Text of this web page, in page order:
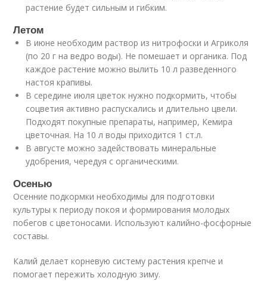
растение будет сильным и гибким.
Летом
В июне необходим раствор из нитрофоски и Агриколя
(по 20 г на ведро воды). Не помешает и органика. Под
каждое растение можно вылить 10 л разведенного
настоя крапивы.
В середине июля цветок нужно подкормить, чтобы
соцветия активно распускались и длительно цвели.
Подходят покупные препараты, например, Кемира
цветочная. На 10 л воды приходится 1 ст.л.
В августе можно задействовать минеральные
удобрения, чередуя с органическими.
Осенью
Осенние подкормки необходимы для подготовки
культуры к периоду покоя и формирования молодых
побегов с цветоносами. Используют калийно-фосфорные
составы.
Калий делает корневую систему растения крепче и
помогает пережить холодную зиму.